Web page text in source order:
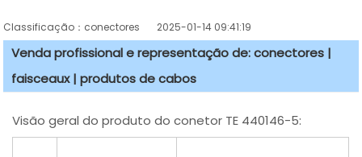
Classificação：conectores 2025-01-14 09:41:19
Venda profissional e representação de: conectores |
faisceaux | produtos de cabos
Visão geral do produto do conetor TE 440146-5: